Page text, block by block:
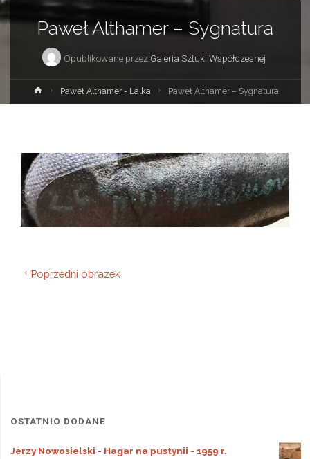
Paweł Althamer – Sygnatura
Opublikowane przez Galeria Sztuki Współczesnej
Strona
główna
Paweł Althamer - Lalka Paweł Althamer – Sygnatura
Poprzedni obrazek
OSTATNIO DODANE
Jerzy Nowosielski - Hagar na pustynii - 1959 r.